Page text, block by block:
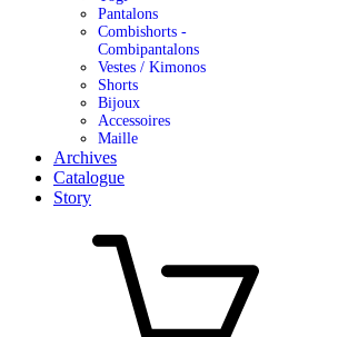
Pantalons
Combishorts -
Combipantalons
Vestes / Kimonos
Shorts
Bijoux
Accessoires
Maille
Archives
Catalogue
Story